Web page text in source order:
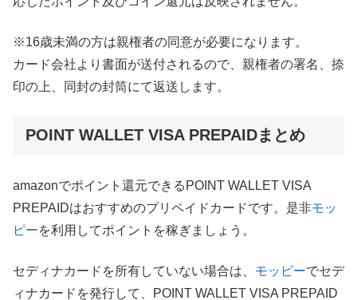
※16歳未満の方は親権者の同意が必要になります。
カード会社より書面が送付されるので、親権者の署名、捺
印の上、同封の封筒にて返送します。
POINT WALLET VISA PREPAIDまとめ
amazonでポイント還元できるPOINT WALLET VISA
PREPAIDはおすすめのプリペイドカードです。是非モッ
ピーを利用してポイントを稼ぎましょう。
セディナカードを所有していない場合は、 モッピーでセデ
ィナカードを発行して、POINT WALLET VISA PREPAID